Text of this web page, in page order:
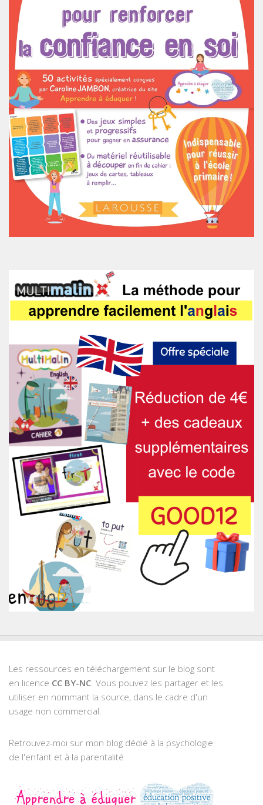
Les ressources en téléchargement sur le blog sont
en licence CC BY-NC . Vous pouvez les partager et les
utiliser en nommant la source, dans le cadre d'un
usage non commercial.
Retrouvez-moi sur mon blog dédié à la psychologie
de l'enfant et à la parentalité